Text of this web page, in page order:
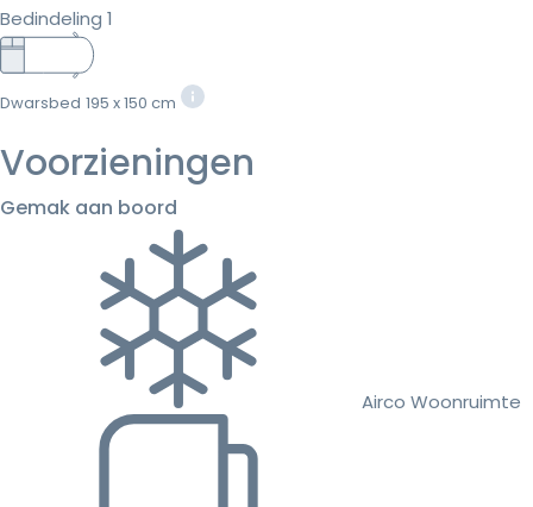
Bedindeling 1
Dwarsbed 195 x 150 cm
Voorzieningen
Gemak aan boord
Airco Woonruimte